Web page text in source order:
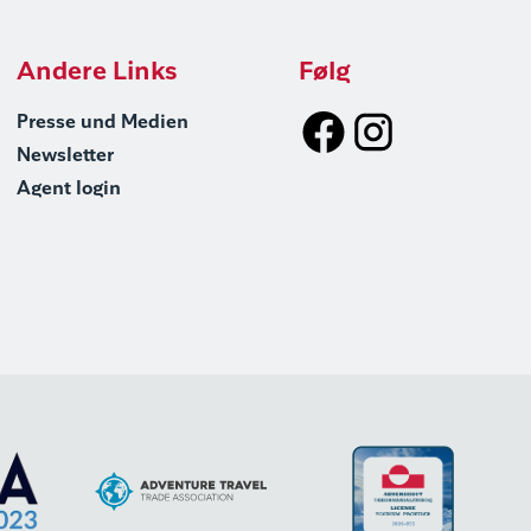
Andere Links
Presse und Medien
Newsletter
Agent login
Følg